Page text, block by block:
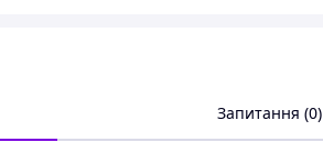
Запитання (0)